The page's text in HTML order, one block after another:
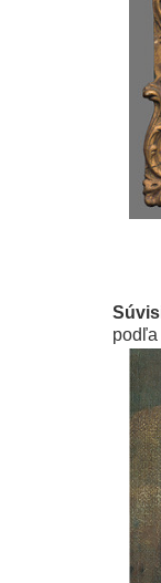
podľa